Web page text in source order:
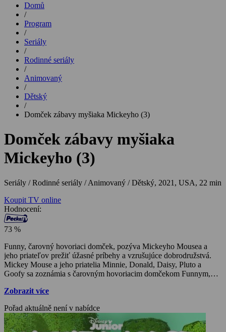
Domů
/
Program
/
Seriály
/
Rodinné seriály
/
Animovaný
/
Dětský
/
Domček zábavy myšiaka Mickeyho (3)
Domček zábavy myšiaka
Mickeyho (3)
Seriály / Rodinné seriály / Animovaný / Dětský, 2021, USA, 22 min
Koupit TV online
Hodnocení:
73 %
Funny, čarovný hovoriaci domček, pozýva Mickeyho Mousea a
jeho priateľov prežiť úžasné príbehy a vzrušujúce dobrodružstvá.
Mickey Mouse a jeho priatelia Minnie, Donald, Daisy, Pluto a
Goofy sa zoznámia s čarovným hovoriacim domčekom Funnym,
dobrodružstvá v rôznych končinách sveta.
Zobrazit více
Pořad aktuálně není v nabídce